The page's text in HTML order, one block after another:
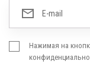
Нажимая на